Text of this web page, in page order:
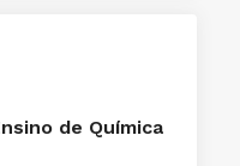
de Química